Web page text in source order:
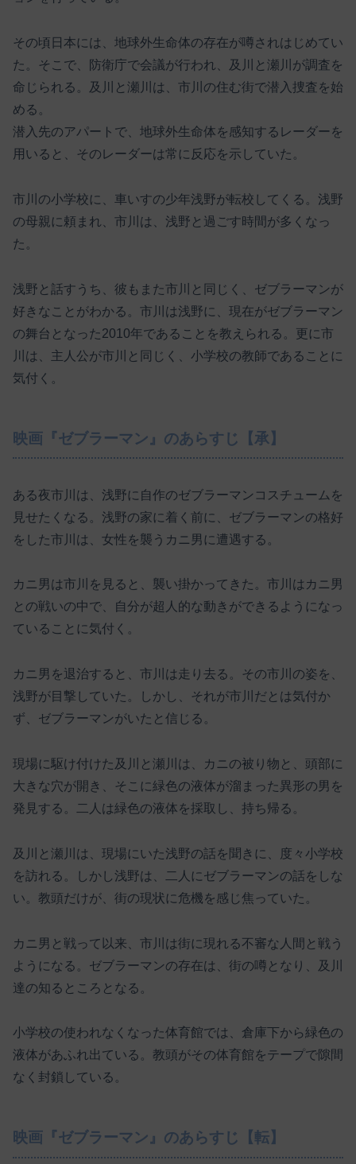
その頃日本には、地球外生命体の存在が噂されはじめてい
た。そこで、防衛庁で会議が行われ、及川と瀬川が調査を
命じられる。及川と瀬川は、市川の住む街で潜入捜査を始
める。
潜入先のアパートで、地球外生命体を感知するレーダーを
用いると、そのレーダーは常に反応を示していた。
市川の小学校に、車いすの少年浅野が転校してくる。浅野
の母親に頼まれ、市川は、浅野と過ごす時間が多くなっ
た。
浅野と話すうち、彼もまた市川と同じく、ゼブラーマンが
好きなことがわかる。市川は浅野に、現在がゼブラーマン
の舞台となった2010年であることを教えられる。更に市
川は、主人公が市川と同じく、小学校の教師であることに
気付く。
映画『ゼブラーマン』のあらすじ【承】
ある夜市川は、浅野に自作のゼブラーマンコスチュームを
見せたくなる。浅野の家に着く前に、ゼブラーマンの格好
をした市川は、女性を襲うカニ男に遭遇する。
カニ男は市川を見ると、襲い掛かってきた。市川はカニ男
との戦いの中で、自分が超人的な動きができるようになっ
ていることに気付く。
カニ男を退治すると、市川は走り去る。その市川の姿を、
浅野が目撃していた。しかし、それが市川だとは気付か
ず、ゼブラーマンがいたと信じる。
現場に駆け付けた及川と瀬川は、カニの被り物と、頭部に
大きな穴が開き、そこに緑色の液体が溜まった異形の男を
発見する。二人は緑色の液体を採取し、持ち帰る。
及川と瀬川は、現場にいた浅野の話を聞きに、度々小学校
を訪れる。しかし浅野は、二人にゼブラーマンの話をしな
い。教頭だけが、街の現状に危機を感じ焦っていた。
カニ男と戦って以来、市川は街に現れる不審な人間と戦う
ようになる。ゼブラーマンの存在は、街の噂となり、及川
達の知るところとなる。
小学校の使われなくなった体育館では、倉庫下から緑色の
液体があふれ出ている。教頭がその体育館をテープで隙間
なく封鎖している。
映画『ゼブラーマン』のあらすじ【転】